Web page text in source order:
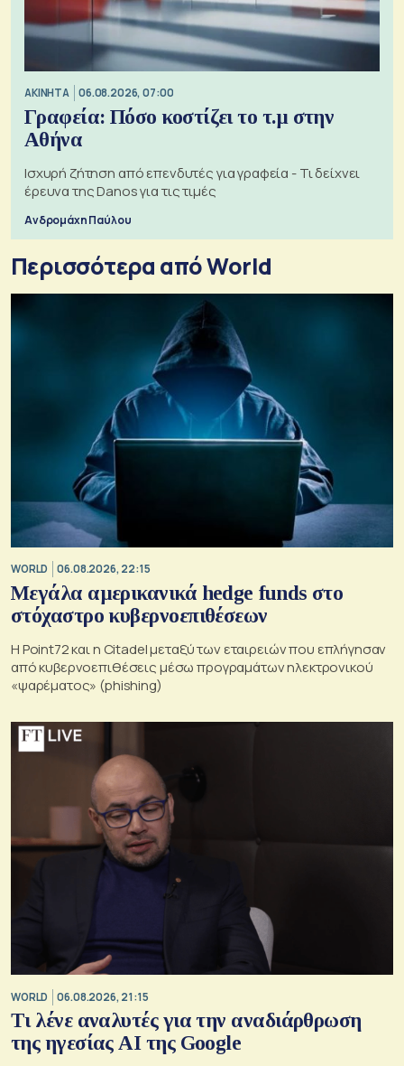
ΑΚΙΝΗΤΑ 06.08.2026, 07:00
Γραφεία: Πόσο κοστίζει το τ.μ στην
Αθήνα
Ισχυρή ζήτηση από επενδυτές για γραφεία - Τι δείχνει
έρευνα της Danos για τις τιμές
Ανδρομάχη Παύλου
Περισσότερα από World
WORLD 06.08.2026, 22:15
Μεγάλα αμερικανικά hedge funds στο
στόχαστρο κυβερνοεπιθέσεων
Η Point72 και η Citadel μεταξύ των εταιρειών που επλήγησαν
από κυβερνοεπιθέσεις μέσω προγραμάτων ηλεκτρονικού
«ψαρέματος» (phishing)
WORLD 06.08.2026, 21:15
Τι λένε αναλυτές για την αναδιάρθρωση
της ηγεσίας ΑΙ της Google